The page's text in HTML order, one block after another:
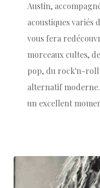
Austin,
acoustiques variés
vous fera
morceaux cultes,
pop, du rock'n-roll
alternatif
un excellent